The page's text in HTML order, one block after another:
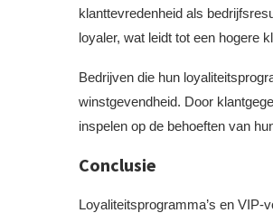
klanttevredenheid als
loyaler, wat leidt tot een hogere
Bedrijven die hun
winstgevendheid. Door
inspelen op de behoeften van
Conclusie
Loyaliteitsprogramma’s en